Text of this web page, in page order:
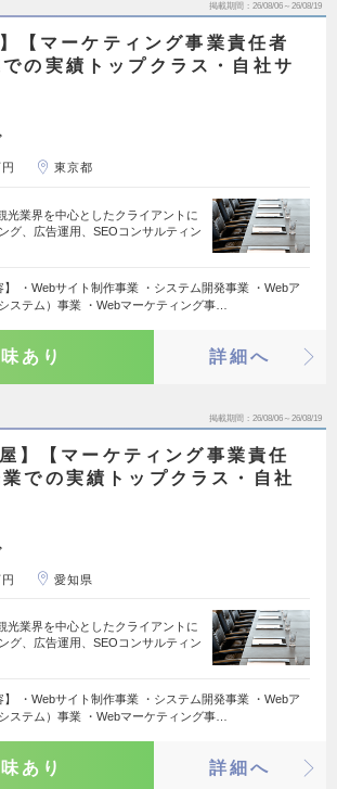
掲載期間 26/08/06～26/08/19
】【マーケティング事業責任者
の実績トップクラス・自社サ
東京都
光業界を中心としたクライアントに
グ、広告運用、SEOコンサルティン
】 ・Webサイト制作事業 ・システム開発事業 ・Webア
ステム）事業 ・Webマーケティング事…
あり 詳細へ
掲載期間 26/08/06～26/08/19
屋】【マーケティング事業責任
での実績トップクラス・自社
愛知県
光業界を中心としたクライアントに
グ、広告運用、SEOコンサルティン
】 ・Webサイト制作事業 ・システム開発事業 ・Webア
ステム）事業 ・Webマーケティング事…
あり 詳細へ